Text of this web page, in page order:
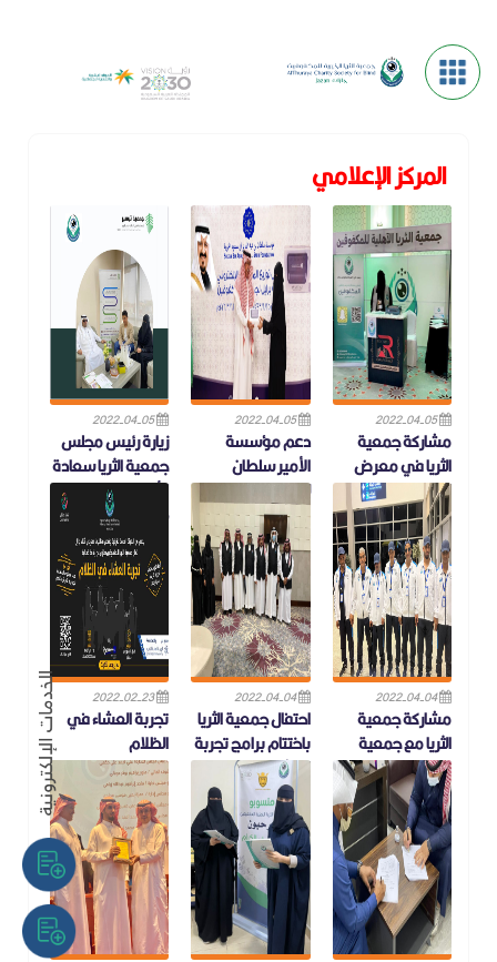
المركز الإعلامي
2022-04-05
مشاركة جمعية
الثريا في معرض
السجادة الحمراء
شاركت جمعية الثريا
للمكف
2022-04-05
دعم مؤسسة
الأمير سلطان
للمصاحف
الإكترونية.
تتقدم جمعية الثريا
للمكفوفين بوافر الشكر
والعرفان ا
2022-04-05
زيارة رئيس مجلس
جمعية الثريا سعادة
الأستاذة عبير
طبيقي لجمعية
تيسير في الرياض
تشرفت جمعية تيسير
لمساعة ذوي الاعاقة على
الزواج بزيارة كريمة لسعادة
الأستاذة عبير طبيقي
رئيس
2022-04-04
مشاركة جمعية
الثريا مع جمعية
كفيف بالرياض في
بطولة كرة الهدف.
مشاركة جمعية الثريا
للمكفوفين مع جمعية
كفيف بالرياض في بطول
2022-04-04
احتفال جمعية الثريا
باختتام برامج تجربة
العشاء في الظلام
بفندق الراديسون
بلو.
احتفت جمعية الثريا باختتام
برنامج تجربة العشاء في
الظلام في
2022-02-23
تجربة العشاء في
الظلام
بدعم من الهئية العامة
للترفيه وضمن فعاليات
شتاء جازان 2022م تقدم
جمعية الثريا للمكفوفين
فعالية تج